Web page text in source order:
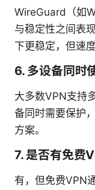
WireGuard（如
与稳定性之间表
下更稳定，但速度
6. 多设备同时
大多数VPN支持
备同时需要保护
方案。
7. 是否有免费
有，但免费VPN